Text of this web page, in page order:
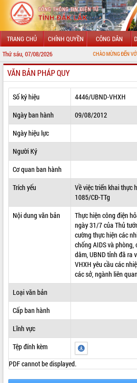
TRANG CHỦ CHÍNH QUYỀN CÔNG DÂN
Thứ sáu, 07/08/2026 CHÀO MỪNG ĐẾN VỚI CỔNG
GIỚI THIỆU
LÃNH ĐẠO UBND TỈNH
TIN TỨC SỰ KIỆN
SỞ, BAN, NGÀNH
UBND CÁC XÃ, PHƯỜNG
THÔNG TIN CHỈ ĐẠO ĐIỀU HÀNH
HỆ THỐNG VĂN BẢN
VĂN BẢN HĐND TỈNH
VĂN BẢN PHÁP QUY
Số ký hiệu
4446/UBND-VHXH
Ngày ban hành
09/08/2012
Ngày hiệu lực
Người Ký
Cơ quan ban hành
Trích yếu
Về việc triển khai thực
1085/CĐ-TTg
Nội dung văn bản
Thực hiện công điện
ngày 31/7 của Thủ
cường thực hiện các
chống AIDS và phòng,
dâm, UBND tỉnh đã ra
VHXH yêu cầu các
các sở, ngành liên
Loại văn bản
Cấp ban hành
Lĩnh vực
Tệp đính kèm
PDF cannot be displayed.